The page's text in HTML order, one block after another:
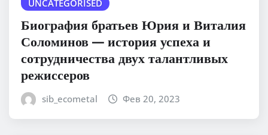
UNCATEGORISED
Биография братьев Юрия и Виталия
Соломинов — история успеха и
сотрудничества двух талантливых
режиссеров
sib_ecometal Фев 20, 2023